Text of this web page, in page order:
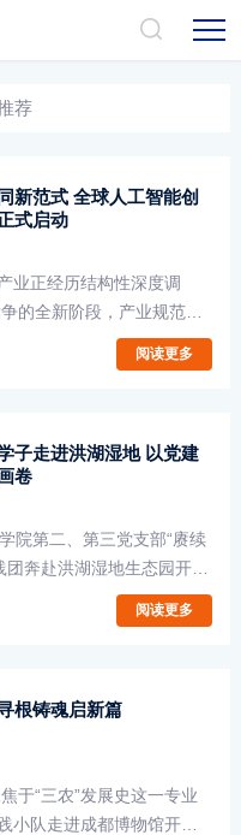
荐
新范式 全球人工智能创
式启动
业正经历结构性深度调
的全新阶段，产业规范
系化成为行业高质量发展
智能···
阅读更多
子走进洪湖湿地 以党建
卷
院第二、第三党支部“赓续
奔赴洪湖湿地生态园开展
明思想，推动党建育人与
阅读更多
根铸魂启新篇
于“三农”发展史这一专业
小队走进成都博物馆开展